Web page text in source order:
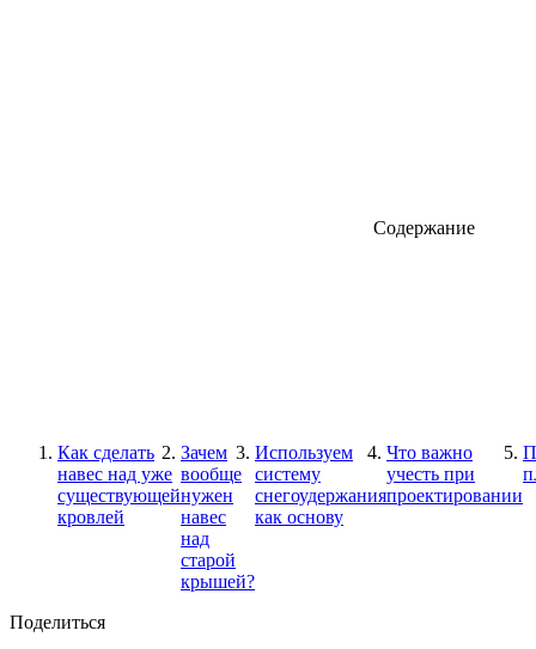
Содержание
Как сделать
навес над уже
существующей
кровлей
Зачем
вообще
нужен
навес
над
старой
крышей?
Используем
систему
снегоудержания
как основу
Что важно
учесть при
проектировании
Поделиться